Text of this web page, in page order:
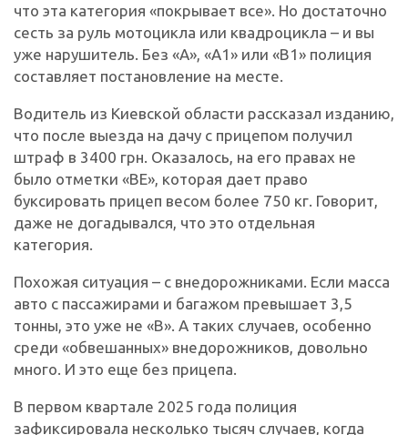
что эта категория «покрывает все». Но достаточно
сесть за руль мотоцикла или квадроцикла – и вы
уже нарушитель. Без «А», «А1» или «B1» полиция
составляет постановление на месте.
Водитель из Киевской области рассказал изданию,
что после выезда на дачу с прицепом получил
штраф в 3400 грн. Оказалось, на его правах не
было отметки «BE», которая дает право
буксировать прицеп весом более 750 кг. Говорит,
даже не догадывался, что это отдельная
категория.
Похожая ситуация – с внедорожниками. Если масса
авто с пассажирами и багажом превышает 3,5
тонны, это уже не «B». А таких случаев, особенно
среди «обвешанных» внедорожников, довольно
много. И это еще без прицепа.
В первом квартале 2025 года полиция
зафиксировала несколько тысяч случаев, когда